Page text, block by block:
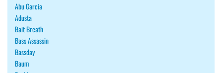
Abu Garcia
Adusta
Bait Breath
Bass Assassin
Bassday
Baum